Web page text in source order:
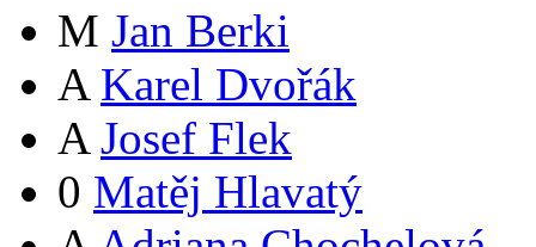
M Jan Berki
A Karel Dvořák
A Josef Flek
0 Matěj Hlavatý